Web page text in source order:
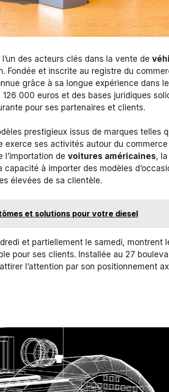
des acteurs clés dans la vente de
Fondée et inscrite au registre du
grâce à sa longue expérience dans le
000 euros et des bases juridiques
pour ses partenaires et clients.
prestigieux issus de marques telles
exerce ses activités autour du commerce
de voitures américaines,
à importer des modèles
élevées de sa clientèle.
et solutions pour votre diesel
et partiellement le samedi, montrent
pour ses clients. Installée au 27
l’attention par son positionnement